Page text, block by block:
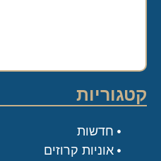
קטגוריות
חדשות
אוניות קרוזים